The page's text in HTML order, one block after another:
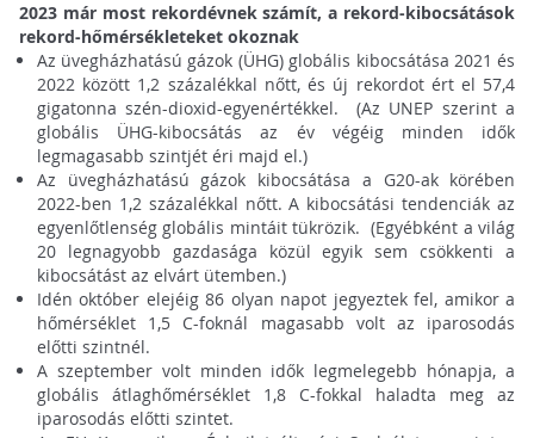
2023 már most rekordévnek számít, a rekord-kibocsátások
rekord-hőmérsékleteket okoznak
Az üvegházhatású gázok (ÜHG) globális kibocsátása 2021 és
2022 között 1,2 százalékkal nőtt, és új rekordot ért el 57,4
gigatonna szén-dioxid-egyenértékkel. (Az UNEP szerint a
globális ÜHG-kibocsátás az év végéig minden idők
legmagasabb szintjét éri majd el.)
Az üvegházhatású gázok kibocsátása a G20-ak körében
2022-ben 1,2 százalékkal nőtt. A kibocsátási tendenciák az
egyenlőtlenség globális mintáit tükrözik. (Egyébként a világ
20 legnagyobb gazdasága közül egyik sem csökkenti a
kibocsátást az elvárt ütemben.)
Idén október elejéig 86 olyan napot jegyeztek fel, amikor a
hőmérséklet 1,5 C-foknál magasabb volt az iparosodás
előtti szintnél.
A szeptember volt minden idők legmelegebb hónapja, a
globális átlaghőmérséklet 1,8 C-fokkal haladta meg az
iparosodás előtti szintet.